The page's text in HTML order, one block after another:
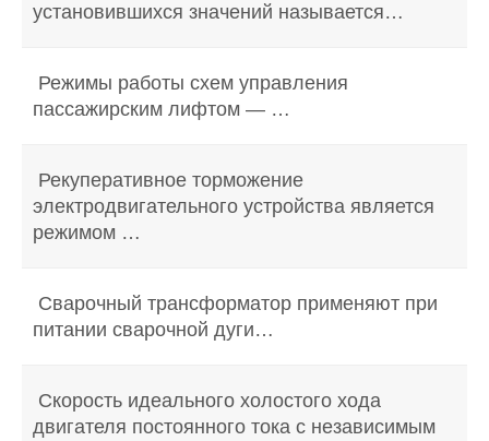
установившихся значений называется…
Режимы работы схем управления
пассажирским лифтом — …
Рекуперативное торможение
электродвигательного устройства является
режимом …
Сварочный трансформатор применяют при
питании сварочной дуги…
Скорость идеального холостого хода
двигателя постоянного тока с независимым